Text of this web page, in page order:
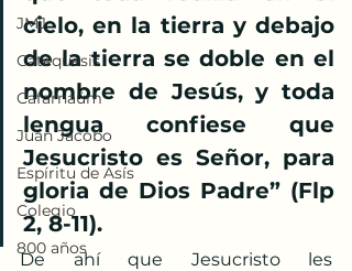
JMJ
Catequesis
Cafarnaúm
Juan Jacobo
Espíritu de Asís
Colegio
800 años
cielo, en la tierra y debajo
de la tierra se doble en el
nombre de Jesús, y toda
lengua confiese que
Jesucristo es Señor, para
gloria de Dios Padre” (Flp
2, 8-11).
De ahí que Jesucristo les